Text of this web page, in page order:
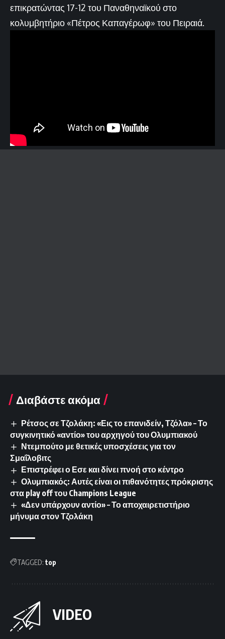
επικρατώντας 17-12 του Παναθηναϊκού στο
κολυμβητήριο «Πέτρος Καπαγέρωφ» του Πειραιά.
Διαβάστε ακόμα
Ρέτσος σε Τζολάκη: «Εις το επανιδείν, Τζόλα» – Το
συγκινητικό «αντίο» του αρχηγού του Ολυμπιακού
Ντεμπούτο με θετικές υποσχέσεις για τον
Σμαΐλοβιτς
Επιστρέφει ο Εσε και δίνει πνοή στο κέντρο
Ολυμπιακός: Αυτές είναι οι πιθανότητες πρόκρισης
στα play off του Champions League
«Δεν υπάρχουν αντίο» – Το αποχαιρετιστήριο
μήνυμα στον Τζολάκη
TAGGED: top
VIDEO